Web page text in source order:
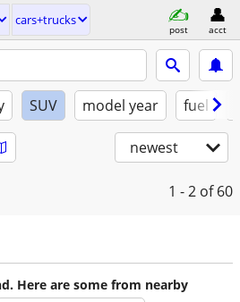
cars+trucks
post acct
SUV model year fuel
newest
1 - 2 of 60
Here are some from nearby